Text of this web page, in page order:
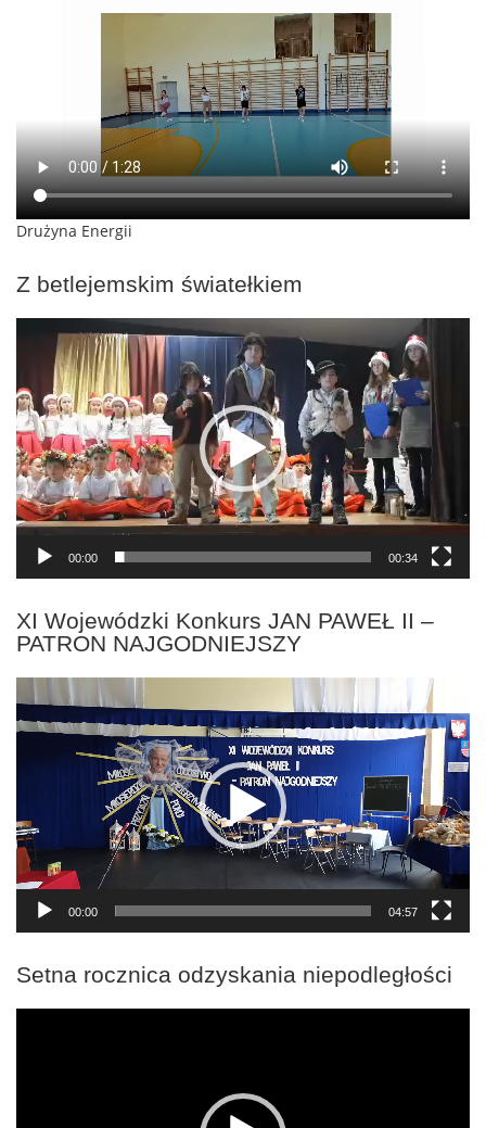
Drużyna Energii
Z betlejemskim światełkiem
Odtwarzacz
00:00 00:34
XI Wojewódzki Konkurs JAN PAWEŁ II –
PATRON NAJGODNIEJSZY
Odtwarzacz
video
00:00 04:57
Setna rocznica odzyskania niepodległości